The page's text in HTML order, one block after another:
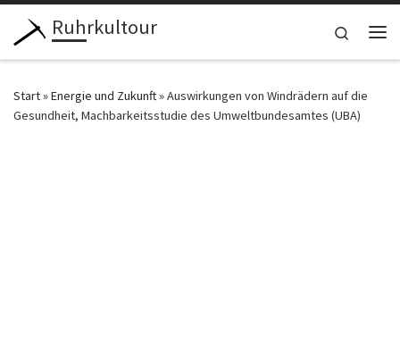
Zum Inhalt springen
Ruhrkultour
Search
Start»Energie und Zukunft»Auswirkungen von Windrädern auf die
Gesundheit, Machbarkeitsstudie des Umweltbundesamtes (UBA)